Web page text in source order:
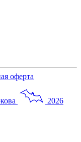
оферта
2026